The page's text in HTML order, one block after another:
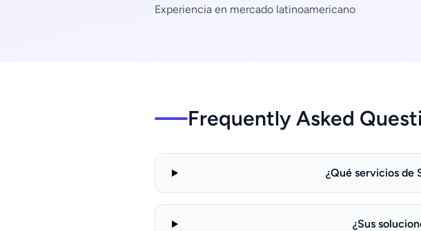
Experiencia en mercado latinoamericano
Frequently Asked
¿Qué servicios de
¿Sus